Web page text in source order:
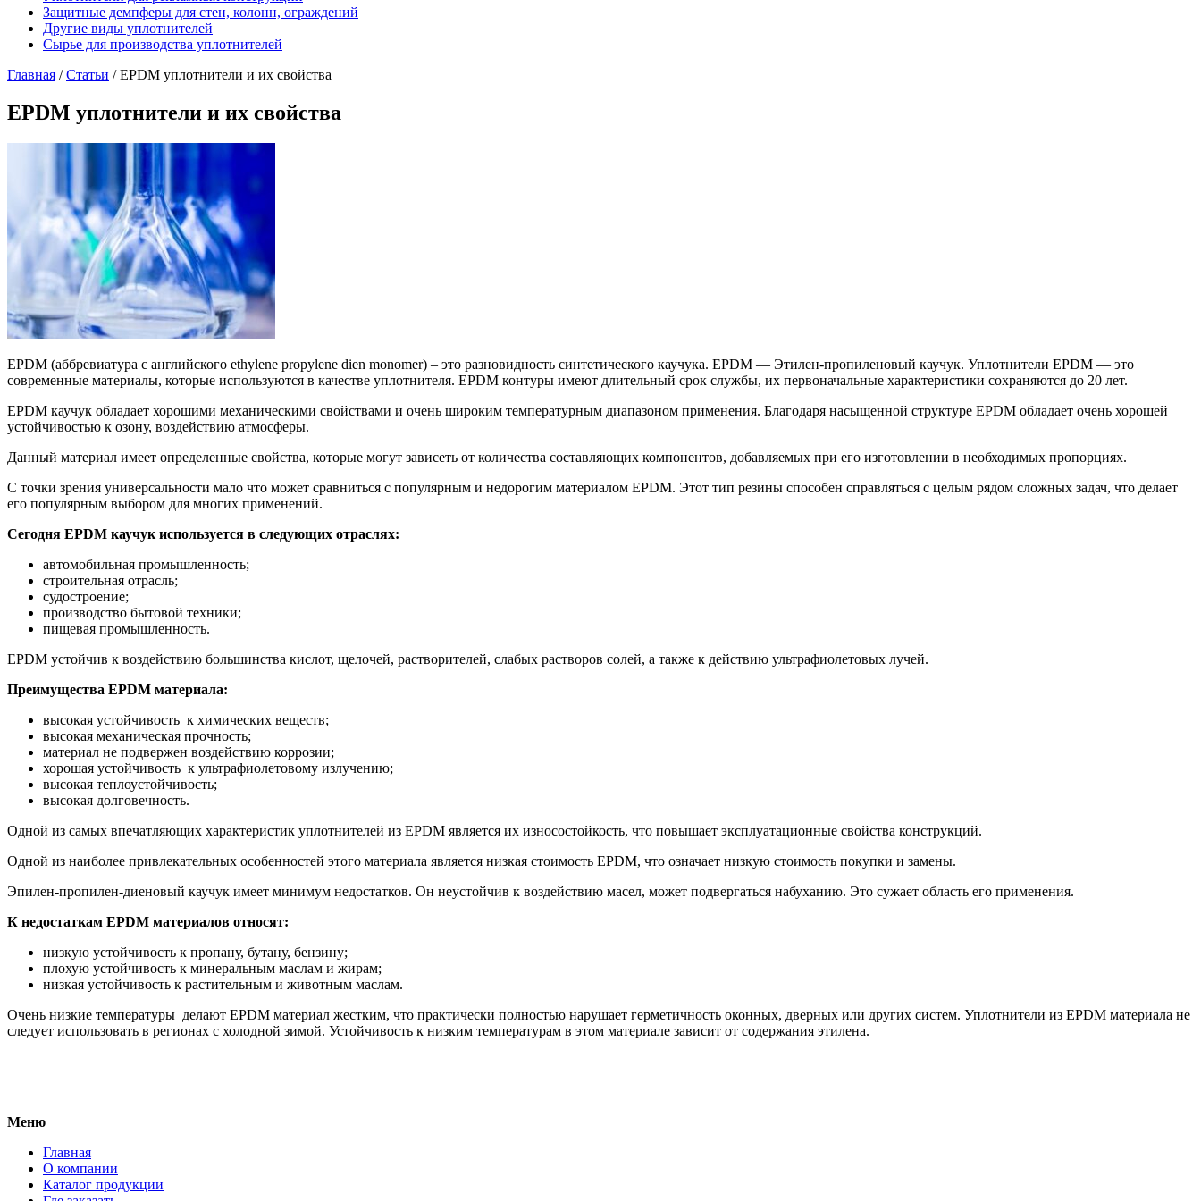
Защитные демпферы для стен, колонн, ограждений
Другие виды уплотнителей
Сырье для производства уплотнителей
Главная /Статьи /EPDM уплотнители и их свойства
EPDM уплотнители и их свойства
EPDM (аббревиатура с английского ethylene propylene dien monomer) – это разновидность синтетического каучука. EPDM — Этилен-пропиленовый каучук. Уплотнители EPDM — это
современные материалы, которые используются в качестве уплотнителя. EPDM контуры имеют длительный срок службы, их первоначальные характеристики сохраняются до 20 лет.
EPDM каучук обладает хорошими механическими свойствами и очень широким температурным диапазоном применения. Благодаря насыщенной структуре EPDM обладает очень хорошей
устойчивостью к озону, воздействию атмосферы.
Данный материал имеет определенные свойства, которые могут зависеть от количества составляющих компонентов, добавляемых при его изготовлении в необходимых пропорциях.
С точки зрения универсальности мало что может сравниться с популярным и недорогим материалом EPDM. Этот тип резины способен справляться с целым рядом сложных задач, что делает
его популярным выбором для многих применений.
Сегодня EPDM каучук используется в следующих отраслях:
автомобильная промышленность;
строительная отрасль;
судостроение;
производство бытовой техники;
пищевая промышленность.
EPDM устойчив к воздействию большинства кислот, щелочей, растворителей, слабых растворов солей, а также к действию ультрафиолетовых лучей.
Преимущества EPDM материала:
высокая устойчивость к химических веществ;
высокая механическая прочность;
материал не подвержен воздействию коррозии;
хорошая устойчивость к ультрафиолетовому излучению;
высокая теплоустойчивость;
высокая долговечность.
Одной из самых впечатляющих характеристик уплотнителей из EPDM является их износостойкость, что повышает эксплуатационные свойства конструкций.
Одной из наиболее привлекательных особенностей этого материала является низкая стоимость EPDM, что означает низкую стоимость покупки и замены.
Эпилен-пропилен-диеновый каучук имеет минимум недостатков. Он неустойчив к воздействию масел, может подвергаться набуханию. Это сужает область его применения.
К недостаткам EPDM материалов относят:
низкую устойчивость к пропану, бутану, бензину;
плохую устойчивость к минеральным маслам и жирам;
низкая устойчивость к растительным и животным маслам.
Очень низкие температуры делают EPDM материал жестким, что практически полностью нарушает герметичность оконных, дверных или других систем. Уплотнители из EPDM материала не
следует использовать в регионах с холодной зимой. Устойчивость к низким температурам в этом материале зависит от содержания этилена.
Меню
Главная
О компании
Каталог продукции